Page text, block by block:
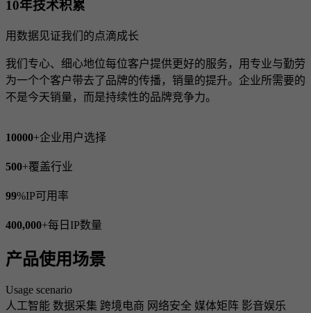
10年技术积累
用数据见证我们的点滴成长
我们专心、细心地位每位客户提供更好的服务，用专业与勤劳
为一个个客户带去了品牌的传播，销量的提升。企业所需要的
不是今天销量，而是持续性的品牌竞争力。
10000+企业用户选择
500+覆盖行业
99%IP可用率
400,000+每日IP数量
产品使用场景
Usage scenario
人工智能 数据采集 跨境电商 网络安全 媒体矩阵 影音娱乐